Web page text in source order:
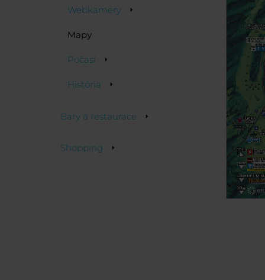
Webkamery
Mapy
Počasí
História
Bary a restaurace
Shopping